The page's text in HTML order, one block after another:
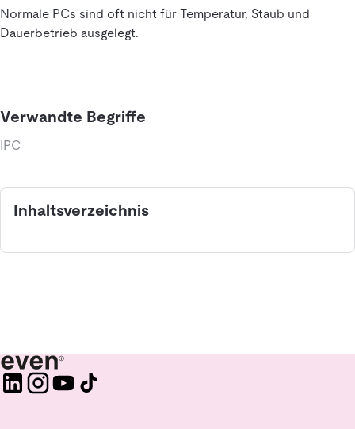
Normale PCs sind oft nicht für Temperatur, Staub und
Dauerbetrieb ausgelegt.
Verwandte Begriffe
IPC
Inhaltsverzeichnis